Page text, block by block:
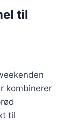
til
kombinerer
til